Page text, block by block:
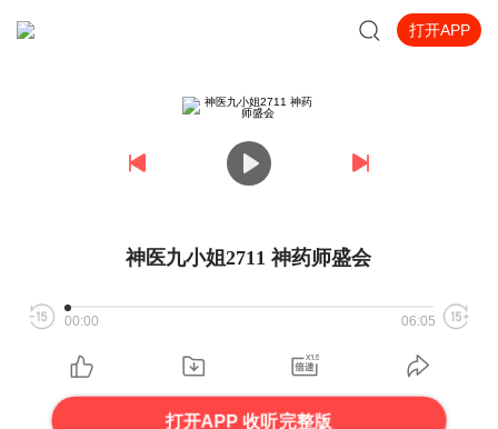
打开APP
神医九小姐2711 神药师盛会
00:00 06:05
打开APP 收听完整版